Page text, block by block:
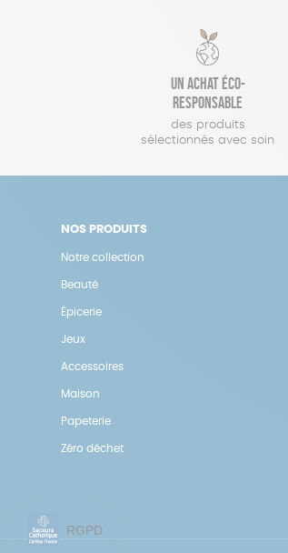
Un achat éco-
responsable
des produits
sélectionnés avec soin
NOS PRODUITS
Notre collection
Beauté
Épicerie
Jeux
Accessoires
Maison
Papeterie
Zéro déchet